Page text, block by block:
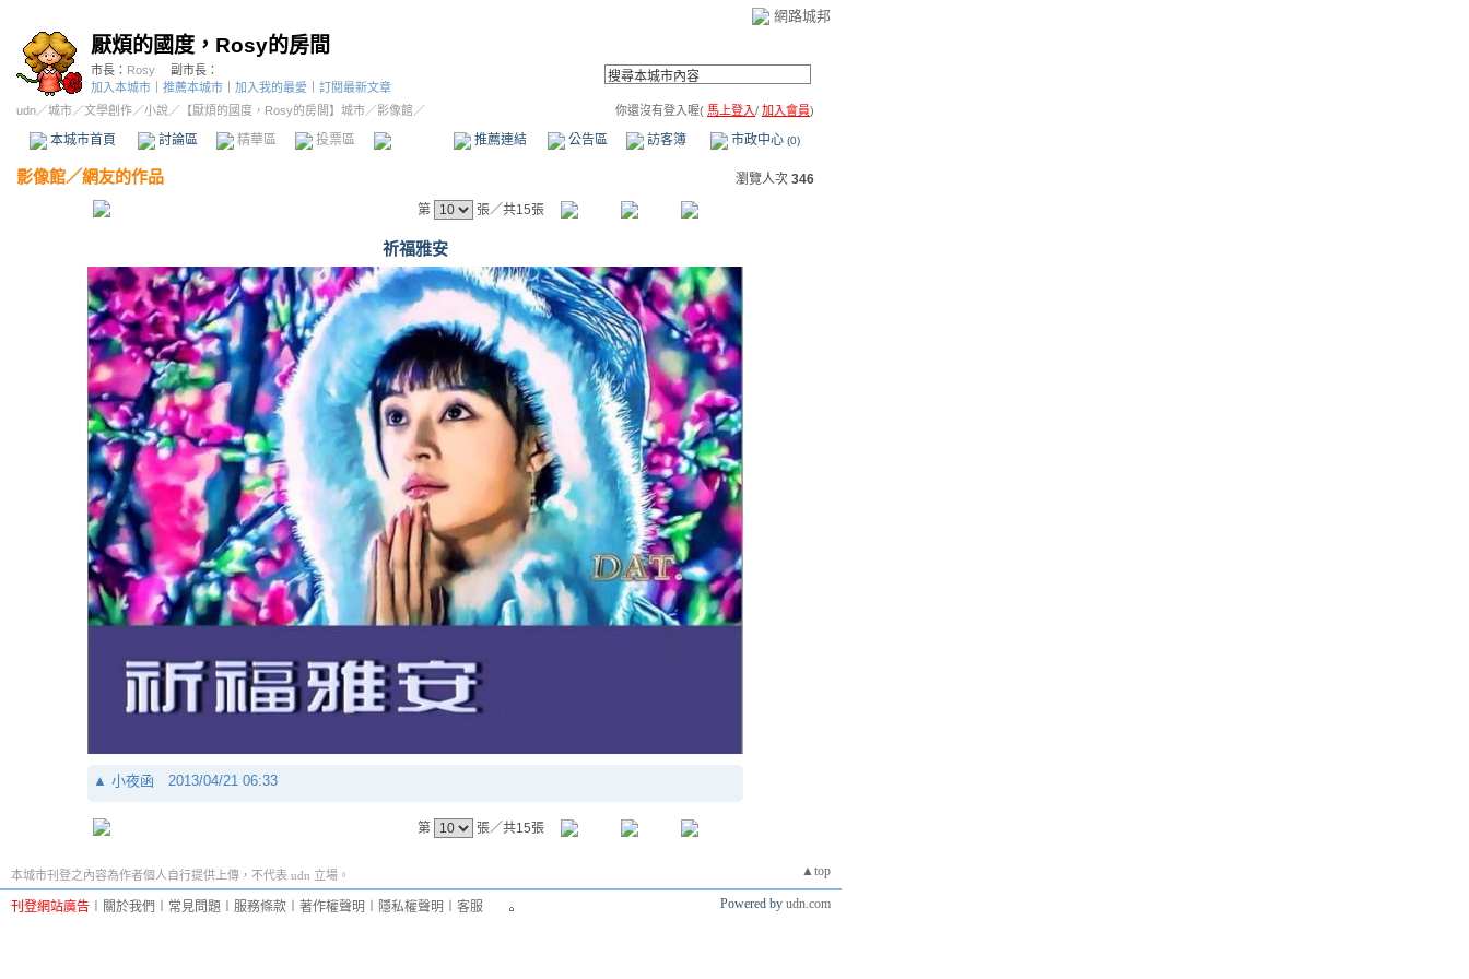
網路城邦
厭煩的國度，Rosy的房間
市長： Rosy
副市長：
加入本城市
推薦本城市 加入我的最愛
訂閱最新文章
udn／城市／文學創作／小說／ 【厭煩的國度，Rosy的房間】城市／影像館／ 你還沒有登入喔( 馬上登入/ 加入會員)
本城市首頁 討論區 精華區 投票區 影像館 推薦連結 公告區 訪客簿 市政中心 (0)
影像館／網友的作品 瀏覽人次 346
第
張／共15張
祈福雅安
▲ 小夜函 2013/04/21 06:33
第 張／共15張
▲top
本城市刊登之內容為作者個人自行提供上傳，不代表 udn 立場。
刊登網站廣告 關於我們 常見問題 服務條款 著作權聲明 隱私權聲明 客服 Powered by udn.com